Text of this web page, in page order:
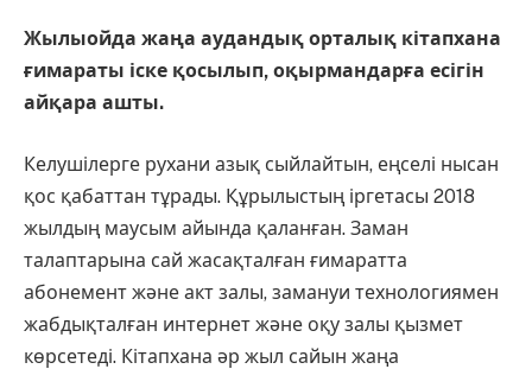
Жылыойда жаңа аудандық орталық кітапхана
ғимараты іске қосылып, оқырмандарға есігін
айқара ашты.
Келушілерге рухани азық сыйлайтын, еңселі нысан
қос қабаттан тұрады. Құрылыстың іргетасы 2018
жылдың маусым айында қаланған. Заман
талаптарына сай жасақталған ғимаратта
абонемент және акт залы, замануи технологиямен
жабдықталған интернет және оқу залы қызмет
көрсетеді. Кітапхана әр жыл сайын жаңа